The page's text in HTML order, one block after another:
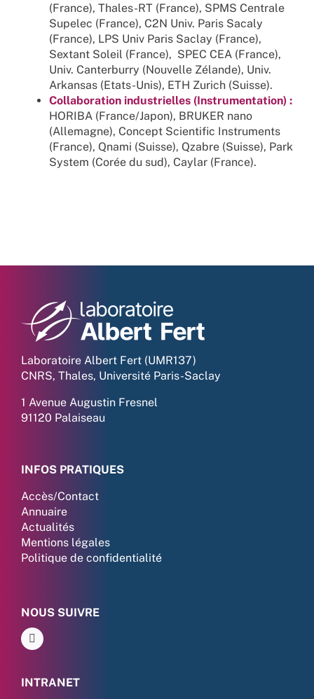
(France), Thales-RT (France), SPMS Centrale
Supelec (France), C2N Univ. Paris Sacaly
(France), LPS Univ Paris Saclay (France),
Sextant Soleil (France), SPEC CEA (France),
Univ. Canterburry (Nouvelle Zélande), Univ.
Arkansas (Etats-Unis), ETH Zurich (Suisse).
Collaboration industrielles (Instrumentation) :
HORIBA (France/Japon), BRUKER nano
(Allemagne), Concept Scientific Instruments
(France), Qnami (Suisse), Qzabre (Suisse), Park
System (Corée du sud), Caylar (France).
Laboratoire Albert Fert (UMR137)
CNRS, Thales, Université Paris-Saclay
1 Avenue Augustin Fresnel
91120 Palaiseau
INFOS PRATIQUES
Accès/Contact
Annuaire
Actualités
Mentions légales
Politique de confidentialité
NOUS SUIVRE
INTRANET